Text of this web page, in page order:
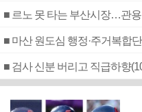
■ 르노 못 타는 부산시장…관
■ 마산 원도심 행정·주거복합